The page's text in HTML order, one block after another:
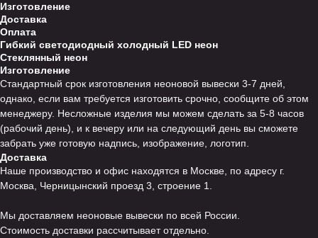
Изготовление
Доставка
Оплата
Гибкий светодиодный холодный LED неон
Стеклянный неон
Изготовление
Стандартный срок изготовления неоновой вывески 3-7 дней,
однако, если вам требуется изготовить срочно, сообщите об этом
менеджеру. Несложные изделия мы можем сделать за 5-8 часов
(рабочий день), и к вечеру или на следующий день вы сможете
забрать уже готовую надпись, изображение, логотип.
Доставка
Наше производство и офис находятся в Москве, по адресу г.
Москва, Черницынский проезд 3, строение 1.
Мы доставляем неоновые вывески по всей России.
Стоимость доставки рассчитывает отдельно.